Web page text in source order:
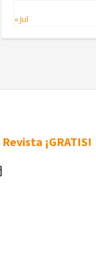
« Jul
Revista ¡GRATIS!